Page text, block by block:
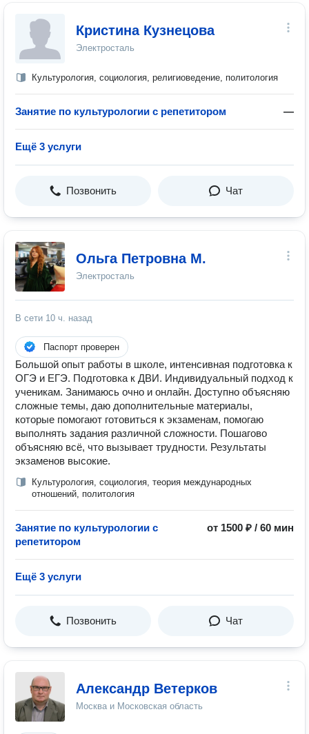
Кристина Кузнецова
Электросталь
Культурология, социология, религиоведение, политология
Занятие по культурологии с репетитором —
Ещё 3 услуги
Позвонить Чат
Ольга Петровна М.
Электросталь
В сети 10 ч. назад
Паспорт проверен
Большой опыт работы в школе, интенсивная подготовка к
ОГЭ и ЕГЭ. Подготовка к ДВИ. Индивидуальный подход к
ученикам. Занимаюсь очно и онлайн. Доступно объясняю
сложные темы, даю дополнительные материалы,
которые помогают готовиться к экзаменам, помогаю
выполнять задания различной сложности. Пошагово
объясняю всё, что вызывает трудности. Результаты
экзаменов высокие.
Культурология, социология, теория международных
отношений, политология
Занятие по культурологии с
репетитором
от 1500 ₽ / 60 мин
Ещё 3 услуги
Позвонить Чат
Александр Ветерков
Москва и Московская область